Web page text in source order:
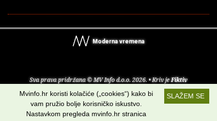
Moderna vremena
Sva prava pridržana © MV Info d.o.o. 2026. • Kriv jeFiktiv
Uvjeti korištenja RSS kanali
Potraži nas na:
SLAŽEM SE
Mvinfo.hr koristi kolačiće („cookies“) kako bi
vam pružio bolje korisničko iskustvo.
Nastavkom pregleda mvinfo.hr stranica